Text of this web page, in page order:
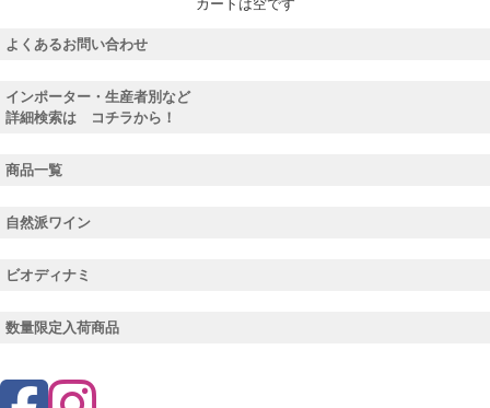
カートは空です
よくあるお問い合わせ
インポーター・生産者別など
詳細検索は コチラから！
商品一覧
自然派ワイン
ビオディナミ
数量限定入荷商品